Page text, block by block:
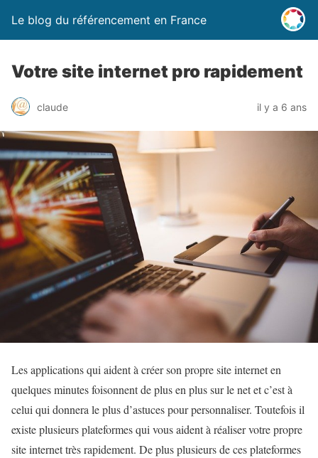
Le blog du référencement en France
Votre site internet pro rapidement
claude il y a 6 ans
Les applications qui aident à créer son propre site internet en
quelques minutes foisonnent de plus en plus sur le net et c’est à
celui qui donnera le plus d’astuces pour personnaliser. Toutefois il
existe plusieurs plateformes qui vous aident à réaliser votre propre
site internet très rapidement. De plus plusieurs de ces plateformes